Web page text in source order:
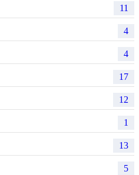
11
4
4
17
12
1
13
5